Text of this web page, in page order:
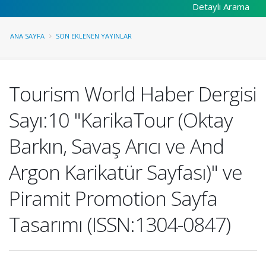
Detaylı Arama
ANA SAYFA SON EKLENEN YAYINLAR
Tourism World Haber Dergisi
Sayı:10 "KarikaTour (Oktay
Barkın, Savaş Arıcı ve And
Argon Karikatür Sayfası)" ve
Piramit Promotion Sayfa
Tasarımı (ISSN:1304-0847)